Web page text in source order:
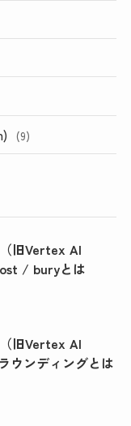
(9)
旧Vertex AI
/ buryとは
旧Vertex AI
ウンディングとは